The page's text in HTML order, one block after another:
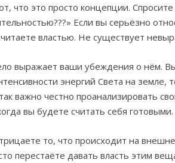
что это просто концепции.
Если вы серьёзно
властью. Не существует
выражает ваши убеждения о нём.
энергий Света на
важно честно проанализировать
вы будете считать себя готовыми.
то, что происходит на
перестаёте давать власть этим